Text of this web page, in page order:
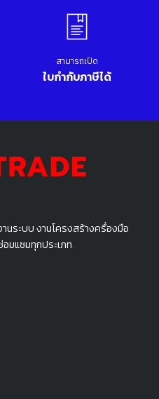
นระบบ งานโครงสร้างครื่องมือ
มแซมทุกประเภท
สามารถเปิด
ใบกำกับภาษีได้